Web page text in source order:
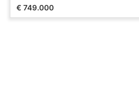
€ 749.000